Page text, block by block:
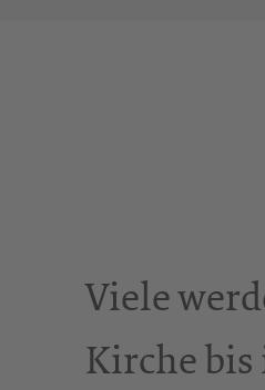
Viele
Kirche